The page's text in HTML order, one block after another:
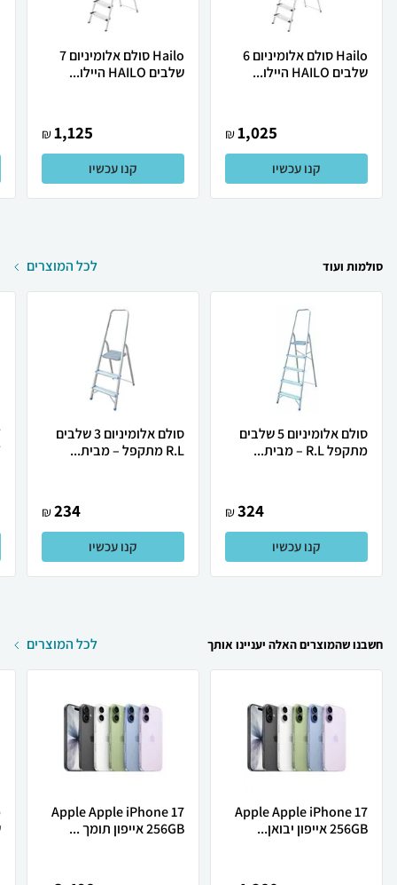
Hailo סולם אלומיניום 6
שלבים HAILO היילו...
1,025
₪
קנו עכשיו
Hailo סולם אלומיניום 7
שלבים HAILO היילו...
1,125
₪
קנו עכשיו
סולמות ועוד לכל המוצרים
סולם אלומיניום 5 שלבים
מתקפל R.L – מבית...
324
₪
קנו עכשיו
סולם אלומיניום 3 שלבים
R.L מתקפל – מבית...
234
₪
קנו עכשיו
חשבנו שהמוצרים האלה יעניינו אותך לכל המוצרים
Apple Apple iPhone 17
256GB אייפון יבואן...
Apple Apple iPhone 17
256GB אייפון תומך ...